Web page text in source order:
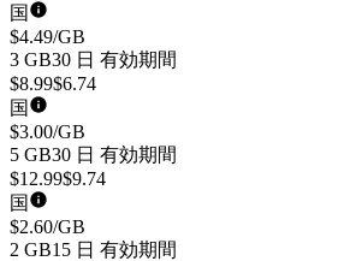
国
$4.49/GB
3 GB30 日 有効期間
$8.99$6.74
国
$3.00/GB
5 GB30 日 有効期間
$12.99$9.74
国
$2.60/GB
2 GB15 日 有効期間